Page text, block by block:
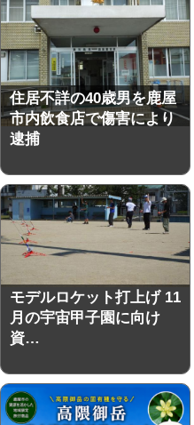
住居不詳の40歳男を鹿屋
市内飲食店で傷害により
逮捕
モデルロケット打上げ 11
月の宇宙甲子園に向け
資…